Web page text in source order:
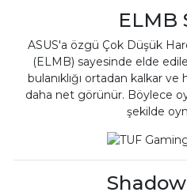
ELMB
ASUS'a özgü Çok Düşük
(ELMB) sayesinde elde
bulanıklığı ortadan kalkar
daha net görünür. Böylece
şekilde